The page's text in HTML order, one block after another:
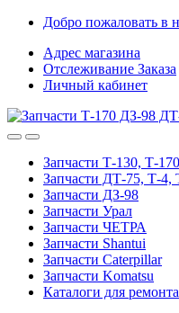
Skip
navigation
Skip
content
Добро пожаловать в
Адрес магазина
Отслеживание Заказа
Личный кабинет
Запчасти Т-130, Т-
Запчасти ДТ-75, Т-4,
Запчасти ДЗ-98
Запчасти Урал
Запчасти ЧЕТРА
Запчасти Shantui
Запчасти Caterpillar
Запчасти Komatsu
Каталоги для ремонта